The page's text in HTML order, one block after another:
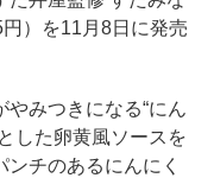
）を11月8日に発売
みつきになる“にん
した卵黄風ソースを
チのあるにんにく